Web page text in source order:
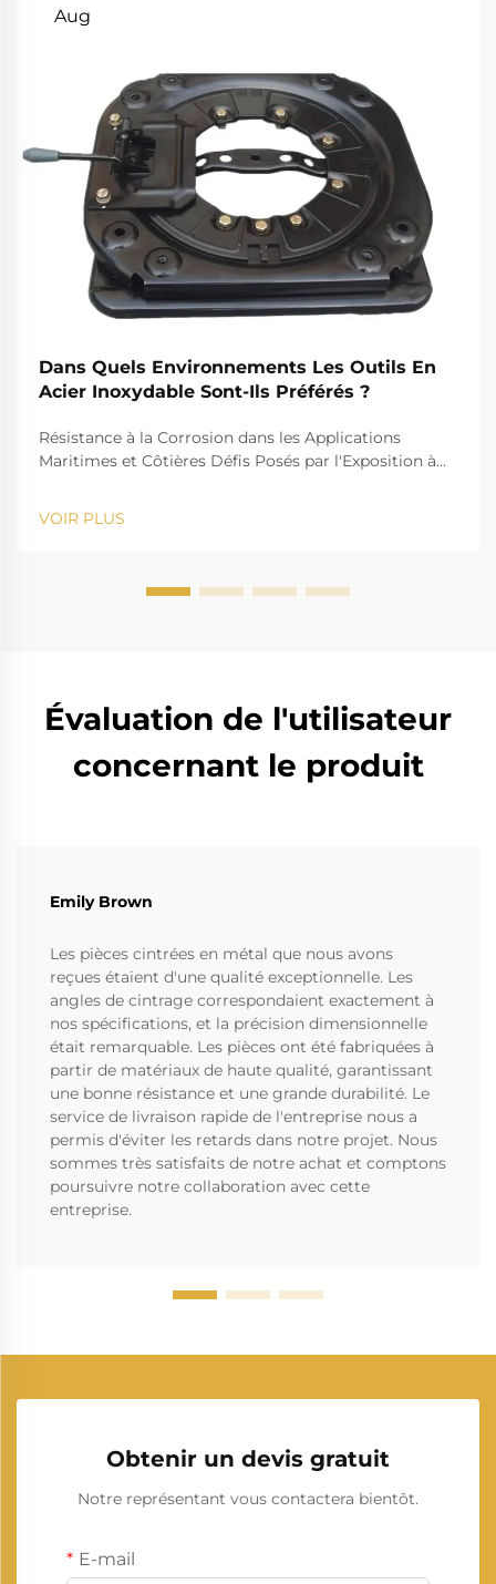
Aug
Dans Quels Environnements Les Outils En
Acier Inoxydable Sont-Ils Préférés ?
Résistance à la Corrosion dans les Applications
Maritimes et Côtières Défis Posés par l'Exposition à
pour son action corrosive sur les instruments
VOIR PLUS
Évaluation de l'utilisateur
concernant le produit
Emily Brown
Les pièces cintrées en métal que nous avons
reçues étaient d'une qualité exceptionnelle. Les
angles de cintrage correspondaient exactement à
nos spécifications, et la précision dimensionnelle
était remarquable. Les pièces ont été fabriquées à
partir de matériaux de haute qualité, garantissant
une bonne résistance et une grande durabilité. Le
service de livraison rapide de l'entreprise nous a
permis d'éviter les retards dans notre projet. Nous
sommes très satisfaits de notre achat et comptons
poursuivre notre collaboration avec cette
entreprise.
Obtenir un devis gratuit
Notre représentant vous contactera bientôt.
E-mail